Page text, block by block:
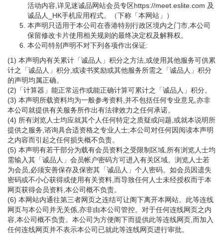
活动内容,详见迷诚品网站会员专区https://meet.eslite.com 及
诚品人_HK手机应用程式。（下称「本网站」）
本声明只适用于本公司在香港特别行政区境内之门市,本公司
保留修改卡片使用相关规则的最终决定权及解释权。
本公司特别声明不对下列各项作出保证:
(1) 本声明内有关累计「诚品人」积分之方法,或使用其他服务可供累
计之「诚品人」积分,或读书奖励或其他服务所需之「诚品人」积分
的声明均属正确。
(2)「计算器」能正常运作或能正确计算可累计之「诚品人」积分。
(3) 本声明所载资料均为一般参考资料,并不包括任何专业意见,亦非
本公司就提供有关服务所作出有法律效力之任何承诺。
(4) 所有浏览人士均应就其个人任何特定之质疑或问题,或就本说明所
提供之服务,谘询具合适资格之专业人士;本公司对任何因阅读本声明
之内容而引起之任何损失概不负责。
(5) 本声明有若干部分为载有会员资料之受限制区域,所有浏览人士均
需输入其「诚品人」会员帐户密码方可进入有关区域。浏览人士若
为会员,必须安善保存及保密其「诚品人」个人密码。如会员因遗失
密码或不小心获得或使用有关资料,而导致任何人士未经授权而于本
网页获得会员资料,本公司概不负责。
(6) 本网站内通往第三者网页之连结可让阁下离开本网站。此等连线
网页与本公司并无关係,亦非由本公司管控。对于任何连线网页之内
容,本公司概不负责。本公司为方便阁下而提供此等连线网页,而加入
任何连线网页并不表示本公司已就此等连线网页进行审批。